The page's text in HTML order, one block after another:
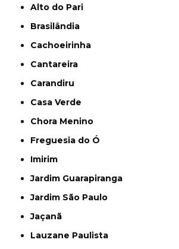
Alto do Pari
Brasilândia
Cachoeirinha
Cantareira
Carandiru
Casa Verde
Chora Menino
Freguesia do Ó
Imirim
Jardim Guarapiranga
Jardim São Paulo
Jaçanã
Lauzane Paulista